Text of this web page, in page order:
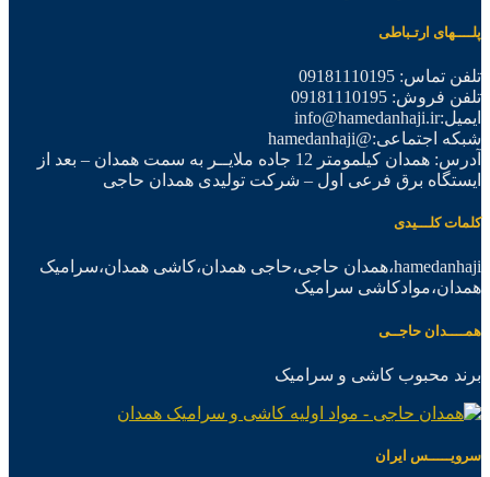
پلــــهای ارتـباطی
تلفن تماس: 09181110195
تلفن فروش: 09181110195
ایمیل:info@hamedanhaji.ir
شبکه اجتماعی:@hamedanhaji
آدرس: همدان کیلمومتر 12 جاده ملایــر به سمت همدان – بعد از
ایستگاه برق فرعی اول – شرکت تولیدی همدان حاجی
کلمات کلـــیدی
hamedanhaji،همدان حاجی،حاجی همدان،کاشی همدان،سرامیک
همدان،موادکاشی سرامیک
همــــدان حاجــی
برند محبوب کاشی و سرامیک
سرویـــــس ایران